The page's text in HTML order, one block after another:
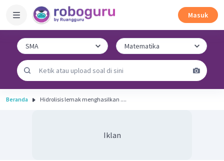
Masuk
Beranda Hidrolisis lemak menghasilkan ....
Iklan